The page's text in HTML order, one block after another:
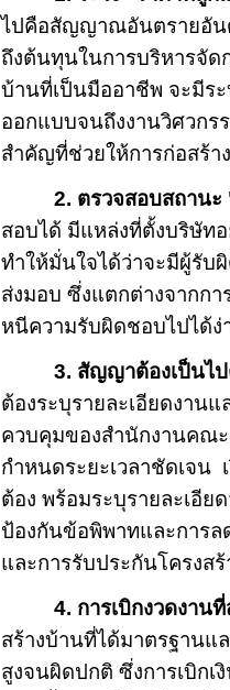
ไปคือสัญญาณอันตรายอัน
ถึงต้นทุนในการบริหารจัด
บ้านที่เป็นมืออาชีพ จะมีร
ออกแบบจนถึงงานวิศวก
สำคัญที่ช่วยให้การก่อสร้า
2. ตรวจสอบสถาน
สอบได้ มีแหล่งที่ตั้งบริษัท
ทำให้มั่นใจได้ว่าจะมีผู้รับ
ส่งมอบ ซึ่งแตกต่างจากก
หนีความรับผิดชอบไปได้ง่
3. สัญญาต้องเป็นไ
ต้องระบุรายละเอียดงา
ควบคุมของสำนักงานคณ
กำหนดระยะเวลาชัดเจน
ต้อง พร้อมระบุรายละเอี
ป้องกันข้อพิพาทและการล
และการรับประกันโครงส
4. การเบิกงวดงาน
สร้างบ้านที่ได้มาตรฐานแ
สูงจนผิดปกติ ซึ่งการเบิก